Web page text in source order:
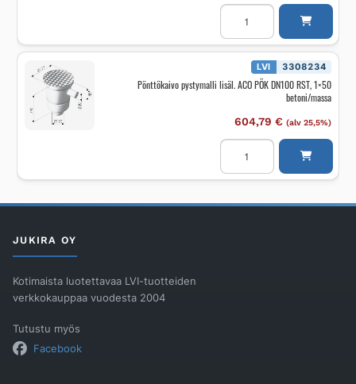
Lattiakaivon
kansi
BLÜCHER
DOMESTIC
ø180/massal./
määrä
LVI 3308234
Pönttökaivo pystymalli lisäl. ACO PÖK DN100 RST, 1×50
betoni/massa
604,79 € (alv 25,5%)
Pönttökaivo
pystymalli
ACO
RST,
JUKIRA OY
Kotimaista luotettavaa LVI-tuotteiden
verkkokauppaa vuodesta 2004
Tutustu myös
Facebook